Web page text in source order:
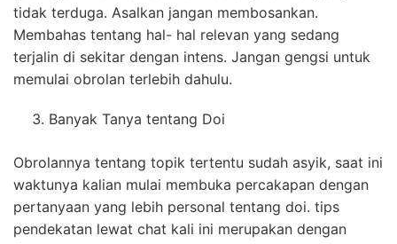
tidak terduga. Asalkan jangan membosankan.
Membahas tentang hal- hal relevan yang sedang
terjalin di sekitar dengan intens. Jangan gengsi untuk
memulai obrolan terlebih dahulu.
Banyak Tanya tentang Doi
Obrolannya tentang topik tertentu sudah asyik, saat ini
waktunya kalian mulai membuka percakapan dengan
pertanyaan yang lebih personal tentang doi. tips
pendekatan lewat chat kali ini merupakan dengan